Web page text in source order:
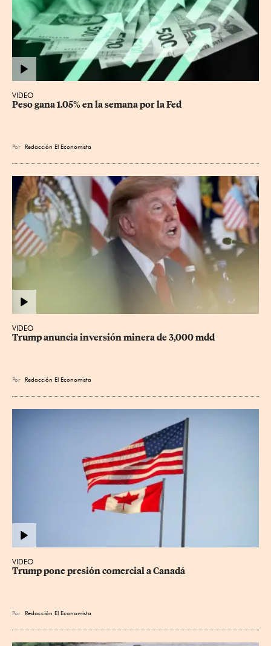
VIDEO
Peso gana 1.05% en la semana por la Fed
Por Redacción El Economista
VIDEO
Trump anuncia inversión minera de 3,000 mdd
Por Redacción El Economista
VIDEO
Trump pone presión comercial a Canadá
Por Redacción El Economista